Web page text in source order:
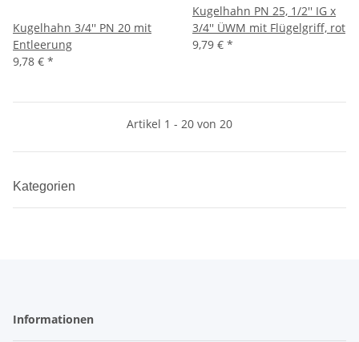
Kugelhahn 3/4'' PN 20 mit
Entleerung
9,78 € *
Kugelhahn PN 25, 1/2'' IG x
3/4'' ÜWM mit Flügelgriff, rot
9,79 € *
Artikel 1 - 20 von 20
Kategorien
Informationen